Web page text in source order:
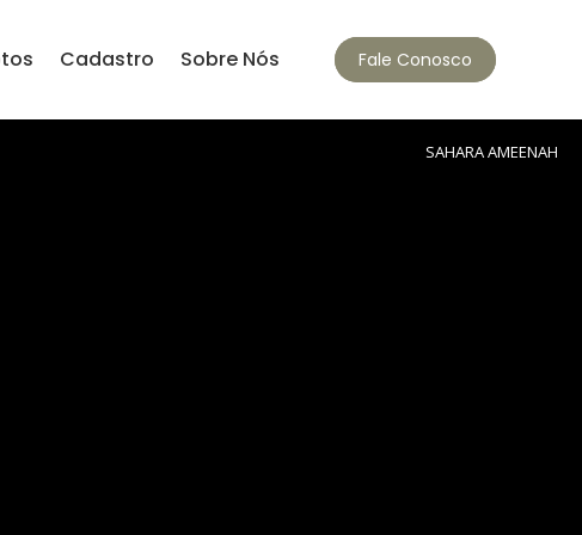
Cadastro Sobre Nós Fale Conosco
SAHARA AMEENAH